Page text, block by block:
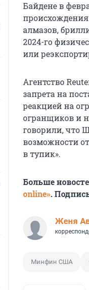
Байдене в
происхождения.
алмазов,
2024-го
или
Агентство
запрета на
реакцией на
огранщиков и
говорили, что
возможности
в тупик».
Больше
online».
Женя
Минфин США